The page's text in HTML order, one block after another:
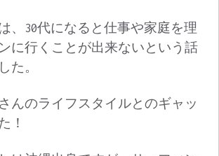
、30代になると仕事や家庭を理
に行くことが出来ないという話
た。
んのライフスタイルとのギャッ
！